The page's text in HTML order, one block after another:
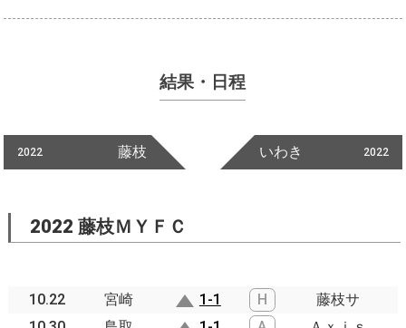
結果・日程
2022 藤枝 2022
いわき
2022 藤枝ＭＹＦＣ
10.22 宮崎 1-1 H
藤枝サ